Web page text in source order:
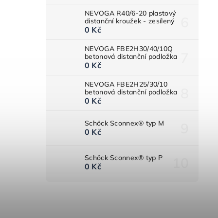
NEVOGA R40/6-20 plastový
distanční kroužek - zesílený
0 Kč
NEVOGA FBE2H30/40/10Q
betonová distanční podložka
0 Kč
NEVOGA FBE2H25/30/10
betonová distanční podložka
0 Kč
Schöck Sconnex® typ M
0 Kč
Schöck Sconnex® typ P
0 Kč